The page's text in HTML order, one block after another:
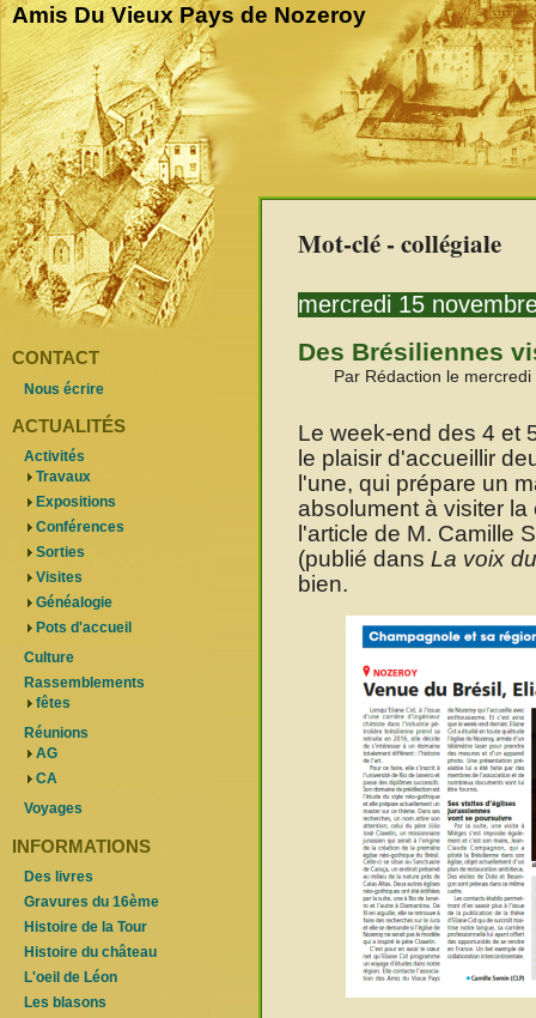
Amis Du Vieux Pays de Nozeroy
Mot-clé - collégiale
mercredi 15
Des Brésiliennes
Par Rédaction le
Le week-end des 4 et
le plaisir d'accueillir
l'une, qui prépare un
absolument à visiter
l'article de M. Camille
(publié dans La voix
bien.
CONTACT
Nous écrire
ACTUALITÉS
Activités
Travaux
Expositions
Conférences
Sorties
Visites
Généalogie
Pots d'accueil
Culture
Rassemblements
fêtes
Réunions
AG
CA
Voyages
INFORMATIONS
Des livres
Gravures du 16ème
Histoire de la Tour
Histoire du château
L'oeil de Léon
Les blasons